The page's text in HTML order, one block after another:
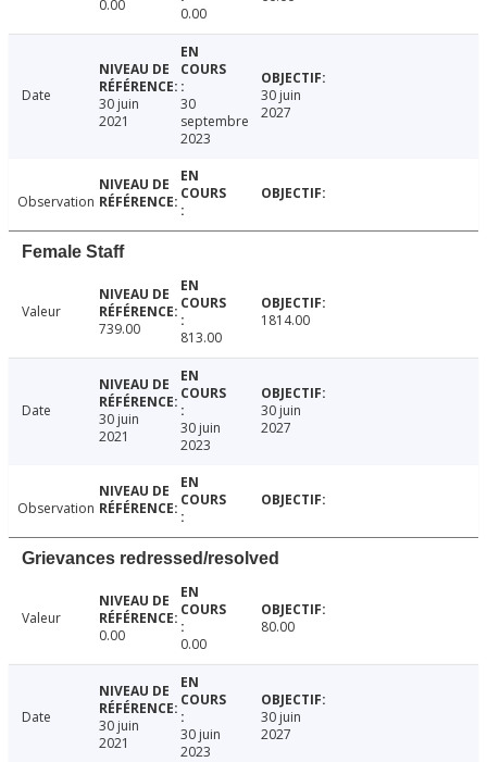
0.00
0.00
Date
30 juin
2021
30
septembre
2023
30 juin
2027
Observation
Female Staff
Valeur
739.00
813.00
1814.00
Date
30 juin
2021
30 juin
2023
30 juin
2027
Observation
Grievances redressed/resolved
Valeur
0.00
0.00
80.00
Date
30 juin
2021
30 juin
2023
30 juin
2027